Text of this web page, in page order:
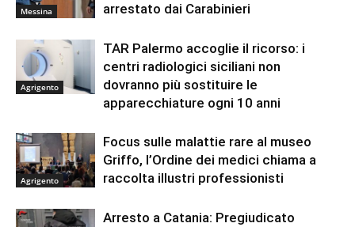
Messina
arrestato dai Carabinieri
Agrigento
TAR Palermo accoglie il ricorso: i
centri radiologici siciliani non
dovranno più sostituire le
apparecchiature ogni 10 anni
Agrigento
Focus sulle malattie rare al museo
Griffo, l’Ordine dei medici chiama a
raccolta illustri professionisti
Arresto a Catania: Pregiudicato